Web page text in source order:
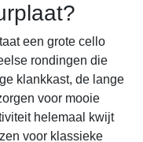
een grote cello
rondingen die
klankkast, de lange
voor mooie
helemaal kwijt
voor klassieke